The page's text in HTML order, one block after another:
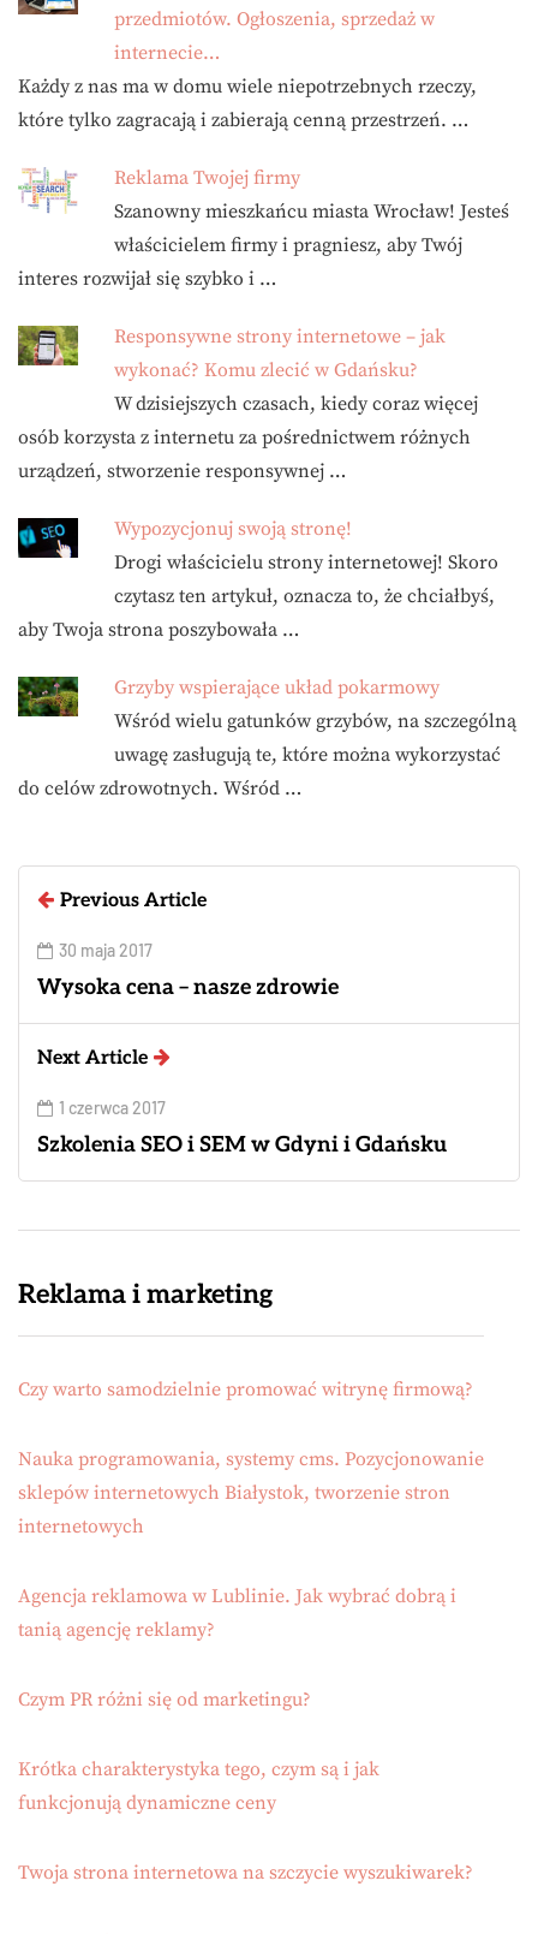
przedmiotów. Ogłoszenia, sprzedaż w
internecie…
Każdy z nas ma w domu wiele niepotrzebnych rzeczy,
które tylko zagracają i zabierają cenną przestrzeń. …
Reklama Twojej firmy
Szanowny mieszkańcu miasta Wrocław! Jesteś
właścicielem firmy i pragniesz, aby Twój
interes rozwijał się szybko i …
Responsywne strony internetowe – jak
wykonać? Komu zlecić w Gdańsku?
W dzisiejszych czasach, kiedy coraz więcej
osób korzysta z internetu za pośrednictwem różnych
urządzeń, stworzenie responsywnej …
Wypozycjonuj swoją stronę!
Drogi właścicielu strony internetowej! Skoro
czytasz ten artykuł, oznacza to, że chciałbyś,
aby Twoja strona poszybowała …
Grzyby wspierające układ pokarmowy
Wśród wielu gatunków grzybów, na szczególną
uwagę zasługują te, które można wykorzystać
do celów zdrowotnych. Wśród …
Previous Article
30 maja 2017
Wysoka cena – nasze zdrowie
Next Article
1 czerwca 2017
Szkolenia SEO i SEM w Gdyni i Gdańsku
Reklama i marketing
Czy warto samodzielnie promować witrynę firmową?
Nauka programowania, systemy cms. Pozycjonowanie
sklepów internetowych Białystok, tworzenie stron
internetowych
Agencja reklamowa w Lublinie. Jak wybrać dobrą i
tanią agencję reklamy?
Czym PR różni się od marketingu?
Krótka charakterystyka tego, czym są i jak
funkcjonują dynamiczne ceny
Twoja strona internetowa na szczycie wyszukiwarek?